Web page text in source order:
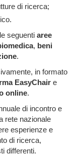
di ricerca;
seguenti aree
, beni
.
in formato
EasyChair e
online.
di incontro e
rete nazionale
esperienze e
di ricerca,
differenti.